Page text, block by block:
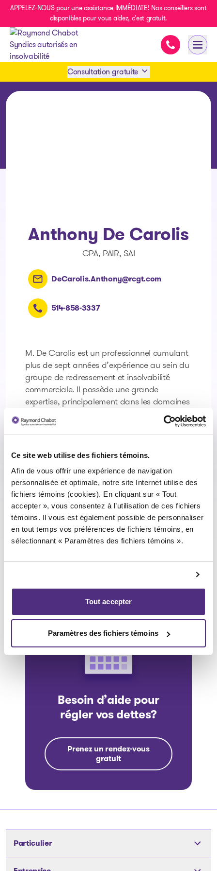
Ce site web utilise des fichiers témoins.
Afin de vous offrir une expérience de navigation
personnalisée et optimale, notre site Internet utilise des
fichiers témoins (cookies). En cliquant sur « Tout
accepter », vous consentez à l’utilisation de ces fichiers
témoins. Il vous est également possible de personnaliser
en tout temps vos préférences de fichiers témoins, en
sélectionnant « Paramètres des fichiers témoins ».
Tout accepter
Paramètres des fichiers témoins
APPELEZ-NOUS pour une assistance IMMÉDIATE! Nos conseillers sont
disponibles pour vous aidez, c'est gratuit.
Assistance
Consultation gratuite
Anthony De Carolis
CPA, PAIR, SAI
DeCarolis.Anthony@rcgt.com
514-858-3337
M. De Carolis est un professionnel cumulant
plus de sept années d’expérience au sein du
groupe de redressement et insolvabilité
commerciale. Il possède une grande
expertise, principalement dans les domaines
de la construction, de la restauration et
dans le secteur manufacturier. Sa forte
éthique de travail, sa diligence et sa
capacité d’adaptation le démarquent lors
de ses mandats.
Récemment, M. De Carolis a exécuté des
mandats de faillite commerciale et de
proposition concordataire. Il a également
réalisé des analyses et des prévisions
financières, des plans de redressement et
des négociations avec les parties prenantes.
d’acquérir les compétences nécessaires pour
solutions efficaces pour ses clients.
Besoin d’aide pour
régler vos dettes?
Prenez un rendez-vous
gratuit
Particulier